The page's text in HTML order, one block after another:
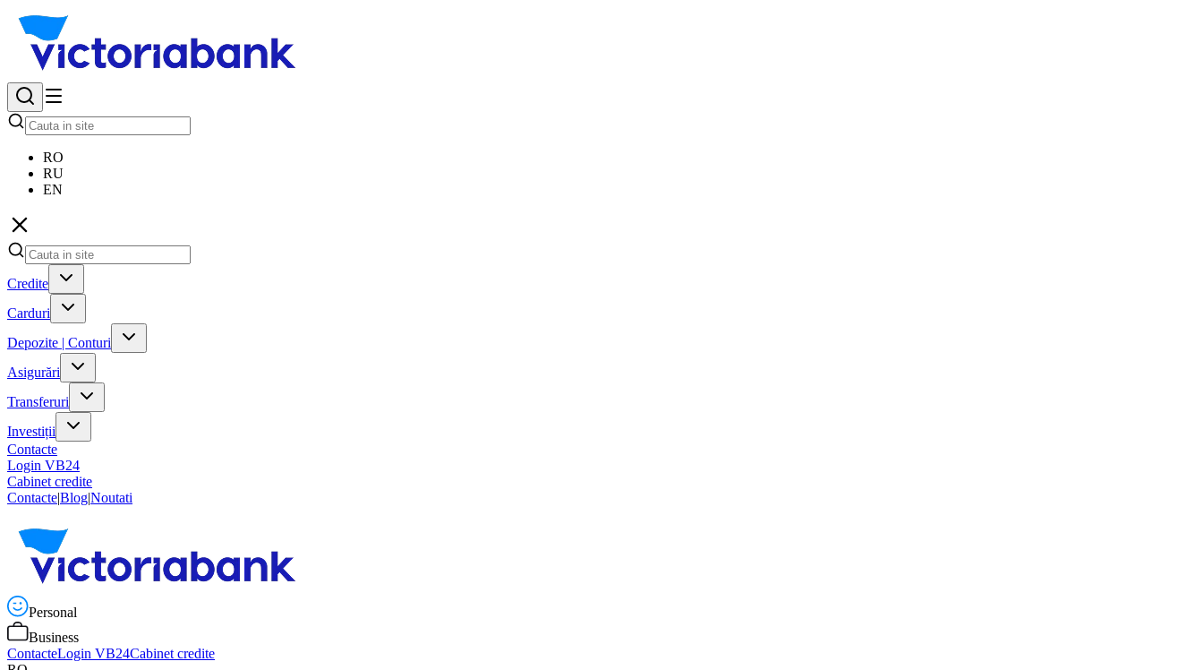
RO
RU
EN
Credite
Carduri
Depozite | Conturi
Asigurări
Transferuri
Investiții
Contacte
Login VB24
Cabinet credite
Contacte|Blog|Noutati
Personal
Business
ContacteLogin VB24Cabinet credite